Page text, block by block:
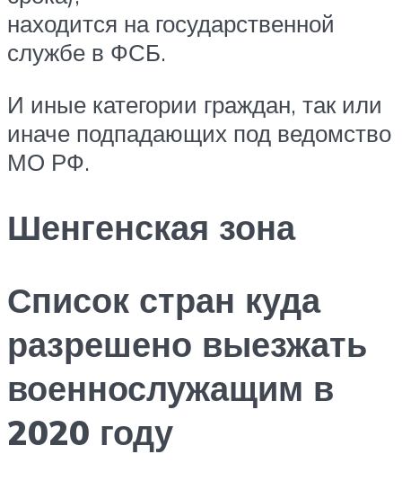
находится на государственной
службе в ФСБ.
И иные категории граждан, так или
иначе подпадающих под ведомство
МО РФ.
Шенгенская зона
Список стран куда
разрешено выезжать
военнослужащим в
2020 году